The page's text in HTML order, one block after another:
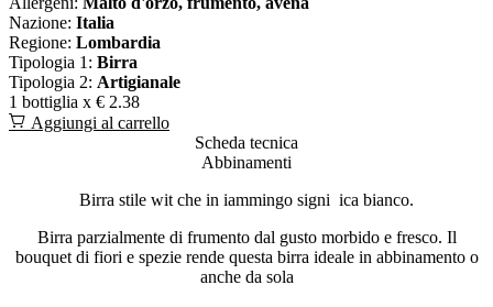
Nazione: Italia
Regione: Lombardia
Tipologia 1: Birra
Tipologia 2: Artigianale
1 bottiglia x € 2.38
Aggiungi al carrello
Scheda tecnica
Abbinamenti
Birra stile wit che in iammingo signi ica bianco.
Birra parzialmente di frumento dal gusto morbido e fresco. Il
bouquet di fiori e spezie rende questa birra ideale in abbinamento o
anche da sola